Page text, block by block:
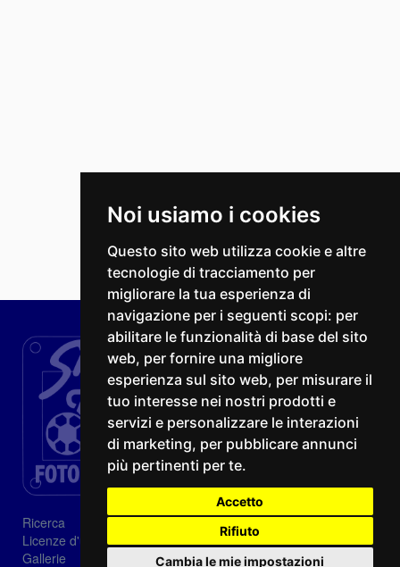
Noi usiamo i cookies
Questo sito web utilizza cookie e altre
tecnologie di tracciamento per
migliorare la tua esperienza di
navigazione per i seguenti scopi: per
abilitare le funzionalità di base del sito
web, per fornire una migliore
esperienza sul sito web, per misurare il
tuo interesse nei nostri prodotti e
servizi e personalizzare le interazioni
di marketing, per pubblicare annunci
più pertinenti per te.
Accetto
Rifiuto
Cambia le mie impostazioni
Ricerca
Licenze d'utilizzo
Gallerie